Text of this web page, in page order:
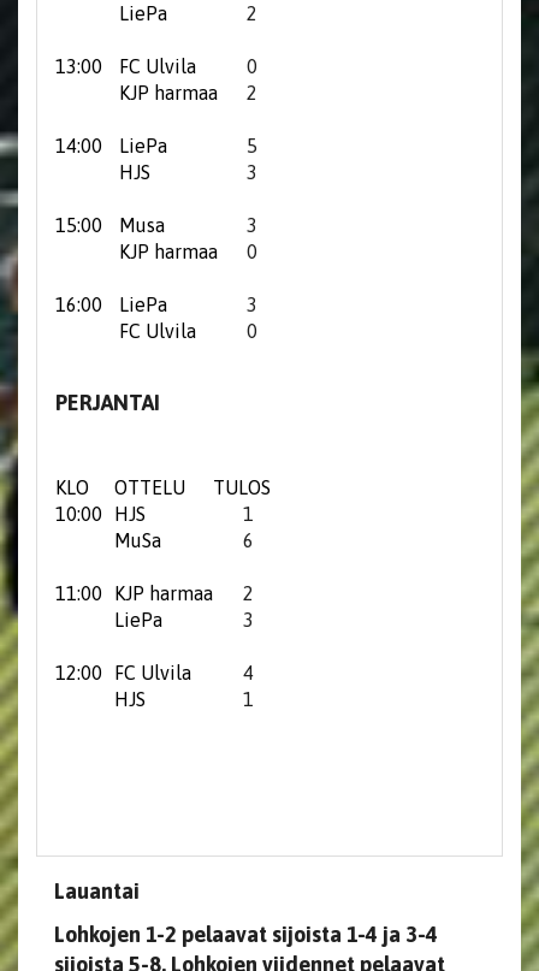
LiePa
2
13:00 FC Ulvila
0
KJP harmaa
2
14:00 LiePa
5
HJS
3
15:00 Musa
3
KJP harmaa
0
16:00 LiePa
3
FC Ulvila
0
PERJANTAI
KLO OTTELU
TULOS
10:00
HJS
1
MuSa
6
11:00 KJP harmaa
2
LiePa
3
12:00 FC Ulvila
4
HJS
1
Lauantai
Lohkojen 1-2 pelaavat sijoista 1-4 ja 3-4
sijoista 5-8. Lohkojen viidennet pelaavat